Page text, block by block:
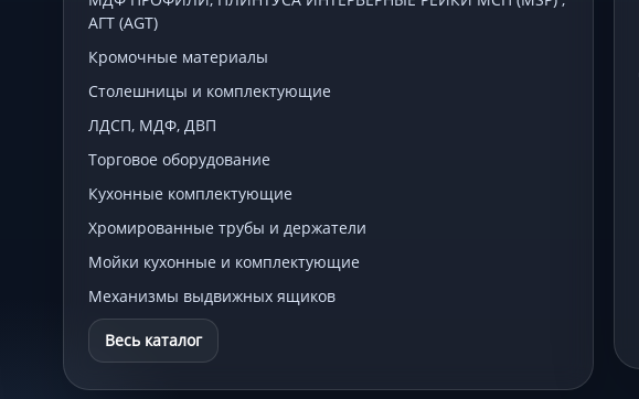
АГТ (AGT)
Кромочные материалы
Столешницы и комплектующие
ЛДСП, МДФ, ДВП
Торговое оборудование
Кухонные комплектующие
Хромированные трубы и держатели
Мойки кухонные и комплектующие
Механизмы выдвижных ящиков
Весь каталог